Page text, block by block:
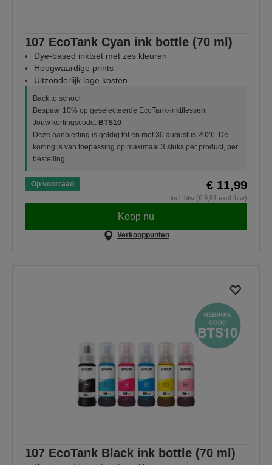
107 EcoTank Cyan ink bottle (70 ml)
Dye-based inktset met zes kleuren
Hoogwaardige prints
Uitzonderlijk lage kosten
Back to school
Bespaar 10% op geselecteerde EcoTank-inktflessen.
Jouw kortingscode: BTS10
Deze aanbieding is geldig tot en met 30 augustus 2026. De
korting is van toepassing op maximaal 3 stuks per product, per
bestelling.
Op voorraad € 11,99
incl. btw (€ 9,91 excl. btw)
Koop nu
Verkooppunten
107 EcoTank Black ink bottle (70 ml)